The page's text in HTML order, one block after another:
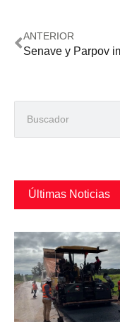
ANTERIOR
Últimas Noticias